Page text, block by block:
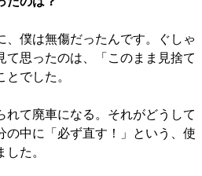
、僕は無傷だったんです。ぐしゃ
て思ったのは、「このまま見捨て
でした。
れて廃車になる。それがどうして
の中に「必ず直す！」という、使
た。